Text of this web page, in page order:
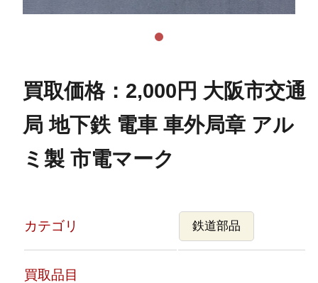
買取価格：2,000円 大阪市交通
局 地下鉄 電車 車外局章 アル
ミ製 市電マーク
カテゴリ 鉄道部品
買取品目